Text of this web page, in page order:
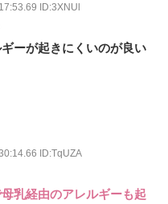
ID:3XNUl
ーが起きにくいのが良い
ID:TqUZA
乳経由のアレルギーも起